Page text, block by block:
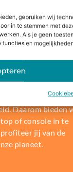
gebruiken wij
in te stemmen met
Als je geen
functies en
Daarom bieden
of console in te
jij van de
planeet.